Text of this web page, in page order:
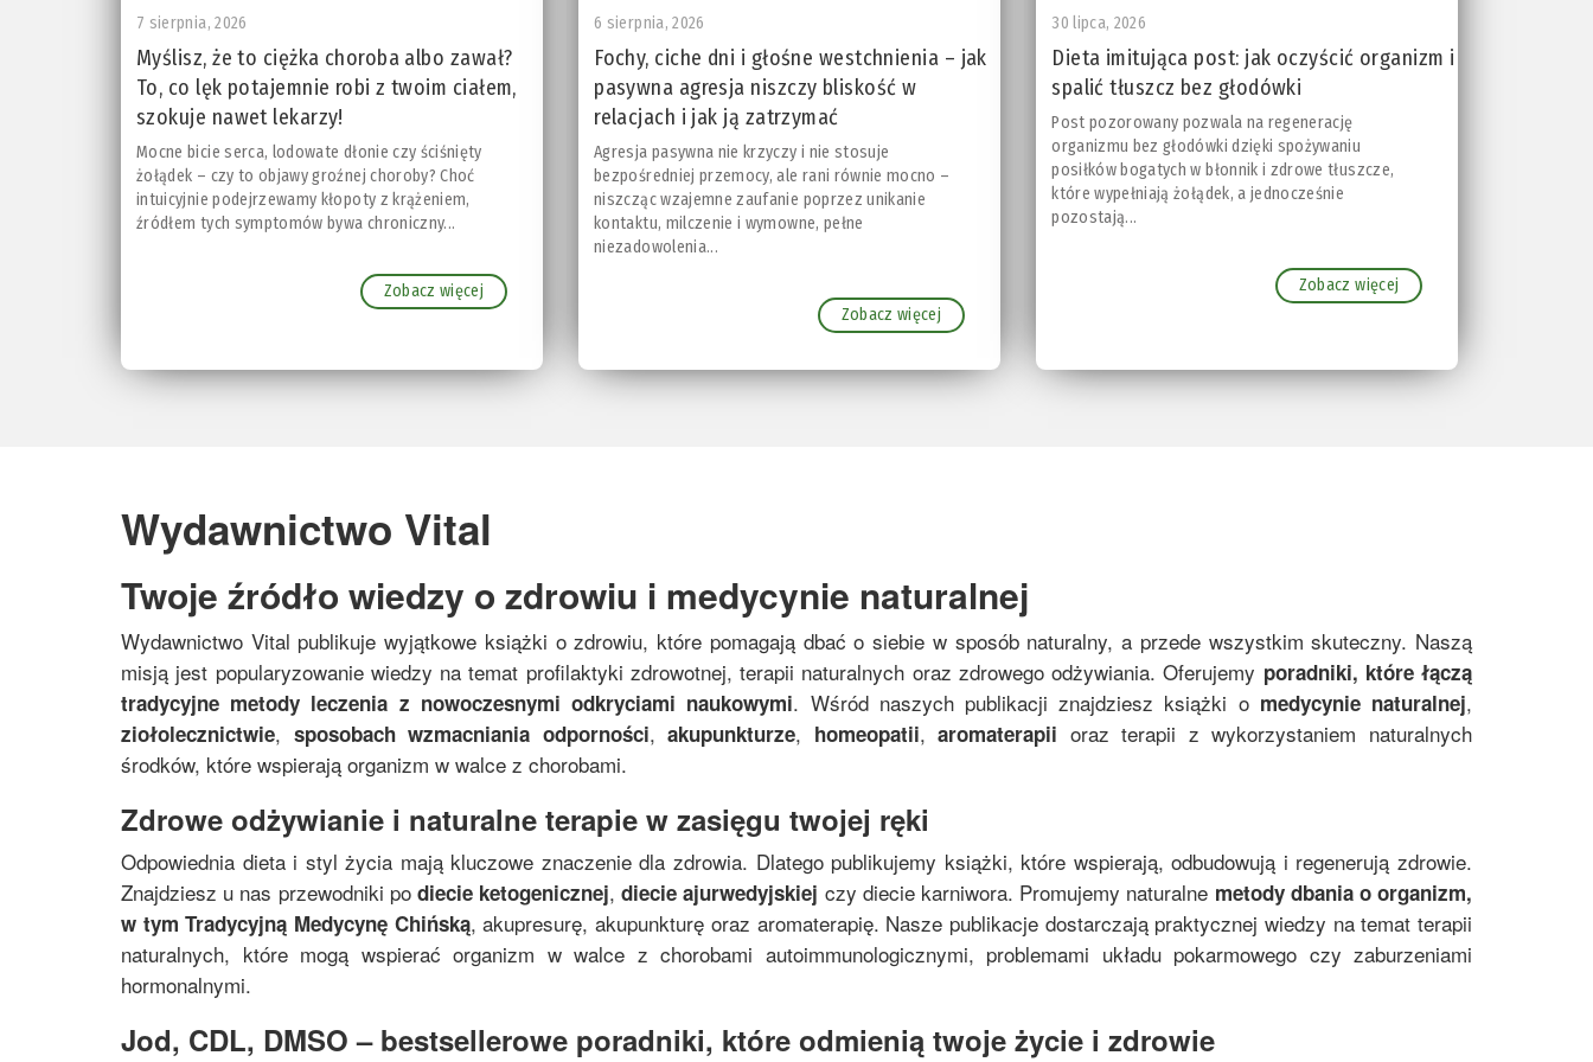
7 sierpnia, 2026
Myślisz, że to ciężka choroba albo zawał?
To, co lęk potajemnie robi z twoim ciałem,
szokuje nawet lekarzy!
Mocne bicie serca, lodowate dłonie czy ściśnięty
żołądek – czy to objawy groźnej choroby? Choć
intuicyjnie podejrzewamy kłopoty z krążeniem,
źródłem tych symptomów bywa chroniczny...
Zobacz więcej
6 sierpnia, 2026
Fochy, ciche dni i głośne westchnienia – jak
pasywna agresja niszczy bliskość w
relacjach i jak ją zatrzymać
Agresja pasywna nie krzyczy i nie stosuje
bezpośredniej przemocy, ale rani równie mocno –
niszcząc wzajemne zaufanie poprzez unikanie
kontaktu, milczenie i wymowne, pełne
niezadowolenia...
Zobacz więcej
30 lipca, 2026
Dieta imitująca post: jak oczyścić organizm i
spalić tłuszcz bez głodówki
Post pozorowany pozwala na regenerację
organizmu bez głodówki dzięki spożywaniu
posiłków bogatych w błonnik i zdrowe tłuszcze,
które wypełniają żołądek, a jednocześnie
pozostają...
Zobacz więcej
Wydawnictwo Vital
Twoje źródło wiedzy o zdrowiu i medycynie naturalnej
Wydawnictwo Vital publikuje wyjątkowe książki o zdrowiu, które pomagają dbać o siebie w sposób naturalny, a przede wszystkim skuteczny. Naszą
misją jest popularyzowanie wiedzy na temat profilaktyki zdrowotnej, terapii naturalnych oraz zdrowego odżywiania. Oferujemy poradniki, które łączą
tradycyjne metody leczenia z nowoczesnymi odkryciami naukowymi. Wśród naszych publikacji znajdziesz książki o medycynie naturalnej,
ziołolecznictwie, sposobach wzmacniania odporności,akupunkturze, homeopatii,aromaterapii oraz terapii z wykorzystaniem naturalnych
środków, które wspierają organizm w walce z chorobami.
Zdrowe odżywianie i naturalne terapie w zasięgu twojej ręki
Odpowiednia dieta i styl życia mają kluczowe znaczenie dla zdrowia. Dlatego publikujemy książki, które wspierają, odbudowują i regenerują zdrowie.
Znajdziesz u nas przewodniki po diecie ketogenicznej,diecie ajurwedyjskiej czy diecie karniwora. Promujemy naturalne metody dbania o organizm,
w tymTradycyjną Medycynę Chińską, akupresurę, akupunkturę oraz aromaterapię. Nasze publikacje dostarczają praktycznej wiedzy na temat terapii
naturalnych, które mogą wspierać organizm w walce z chorobami autoimmunologicznymi, problemami układu pokarmowego czy zaburzeniami
hormonalnymi.
Jod, CDL, DMSO – bestsellerowe poradniki, które odmienią twoje życie i zdrowie